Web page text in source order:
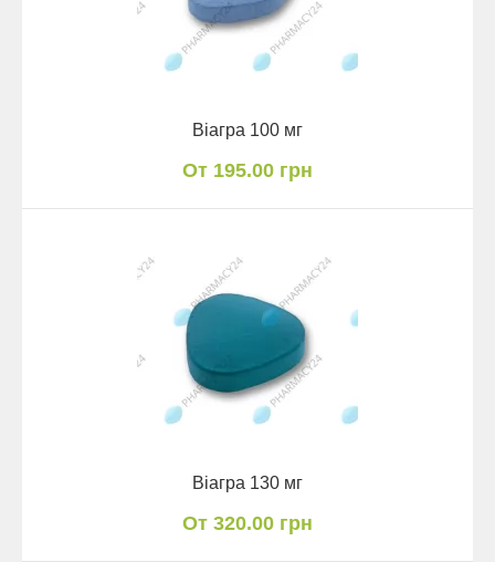
Віагра 100 мг
От 195.00 грн
Віагра 130 мг
От 320.00 грн